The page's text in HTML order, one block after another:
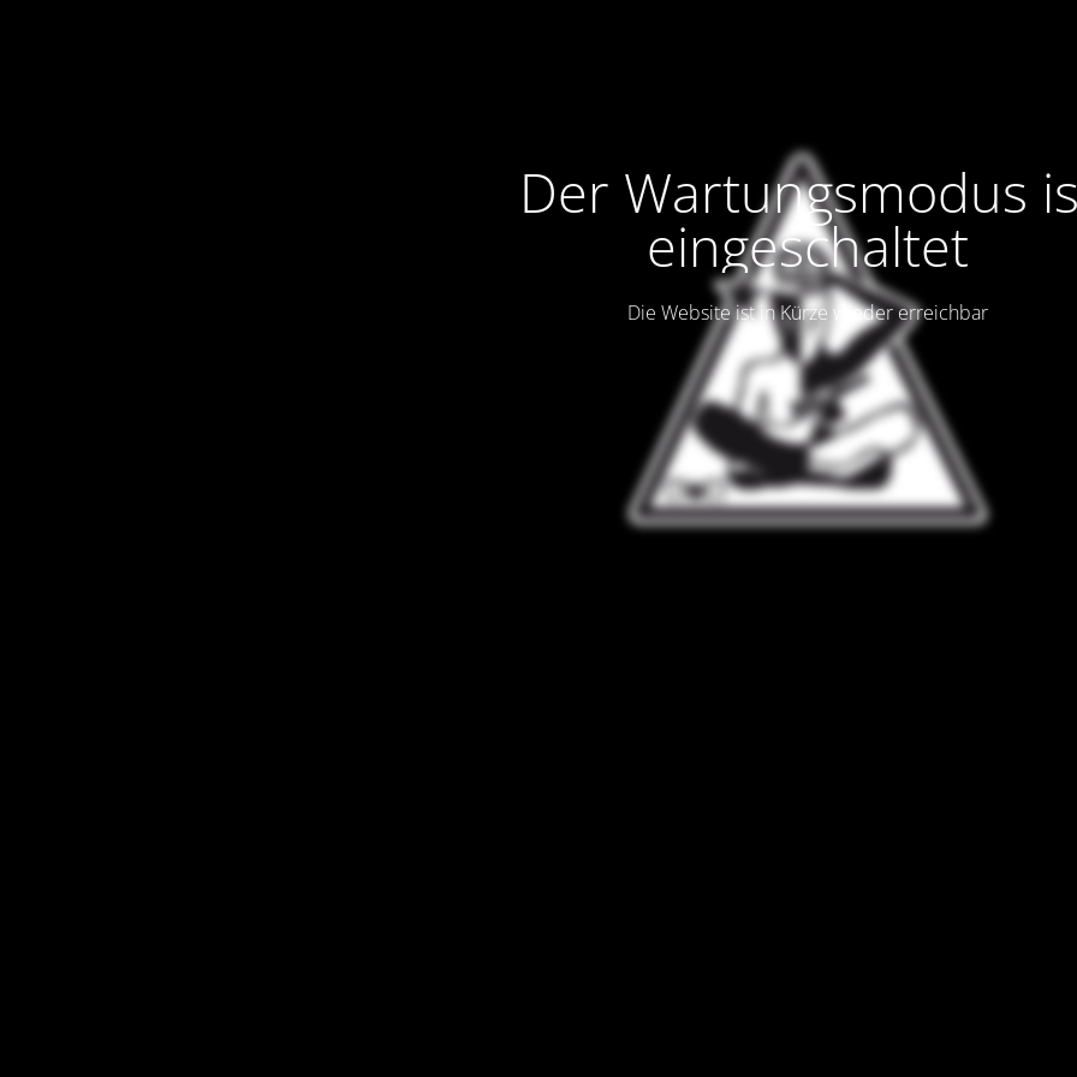
Der Wartungsmodus
eingeschaltet
Die Website ist in Kürze wieder erreichbar